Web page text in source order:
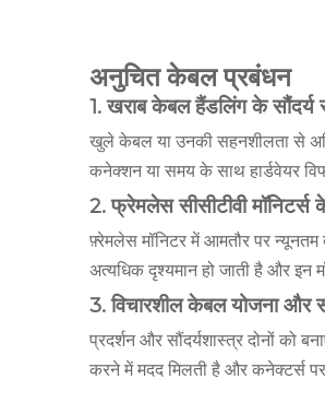
अनुचित केबल प्रबंधन
1. खराब केबल हैंडलिंग के सौंदर्य
खुले केबल या उनकी सहनशीलता से
कनेक्शन या समय के साथ हार्डवेयर
2. फ्रेमलेस सीसीटीवी मॉनिटर्स
फ़्रेमलेस मॉनिटर में आमतौर पर
अत्यधिक दृश्यमान हो जाती है और इन
3. विचारशील केबल योजना और
प्रदर्शन और सौंदर्यशास्त्र दोनों को
करने में मदद मिलती है और कनेक्टर्स